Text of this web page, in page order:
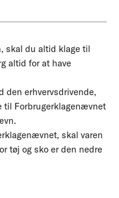
skal du altid klage til
altid for at have
den erhvervsdrivende,
til Forbrugerklagenævnet
skal varen
tøj og sko er den nedre